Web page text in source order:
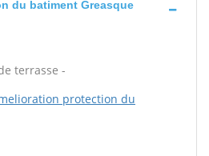
du batiment Greasque
terrasse -
protection du